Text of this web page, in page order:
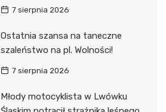
7 sierpnia 2026
Ostatnia szansa na taneczne
szaleństwo na pl. Wolności!
7 sierpnia 2026
Młody motocyklista w Lwówku